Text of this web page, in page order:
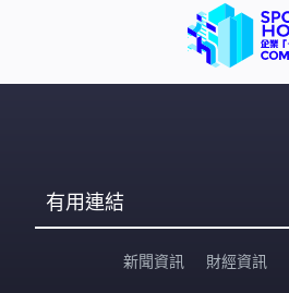
有用連結
新聞資訊 財經資訊